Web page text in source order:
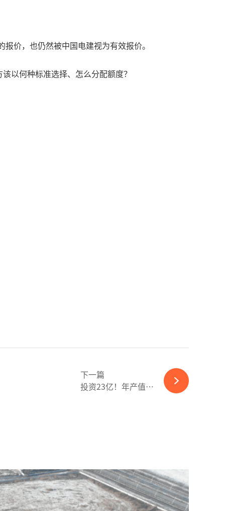
价，也仍然被中国电建视为有效报价。
以何种标准选择、怎么分配额度？
下一篇
投资23亿！年产值约200亿！又一光伏项目竣工投产-必赢体育app官方平台